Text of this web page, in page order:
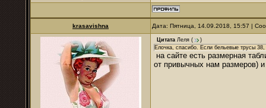
krasavishna Дата: Пятница, 14.09.2018, 15:57 |
Цитата Леля (
)
Ёлочка, спасибо. Если бельевые трусы 38,
на сайте есть размерная
от привычных нам размеров) и